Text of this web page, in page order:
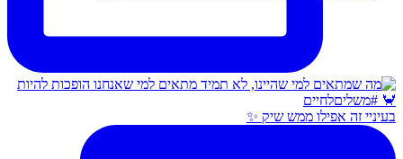
בעיניי זה אפילו ממש שיק ✨